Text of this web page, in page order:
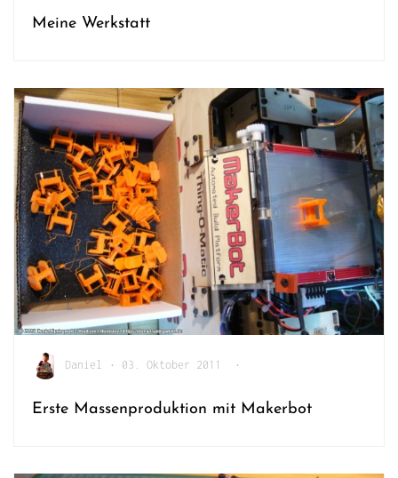
Meine Werkstatt
Daniel • 03. Oktober 2011 •
Erste Massenproduktion mit Makerbot